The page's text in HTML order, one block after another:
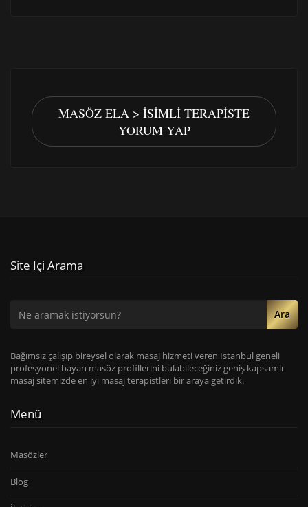
MASÖZ ELA > İSIMLI TERAPISTE
YORUM YAP
Site Içi Arama
Ara
Bağımsız çalışıp bireysel olarak masaj hizmeti veren İstanbul geneli
profesyonel bayan masöz profillerini bulabileceğiniz geniş kapsamlı
masaj sitemizde en iyi masaj terapistleri bir araya getirdik.
Menü
Masözler
Blog